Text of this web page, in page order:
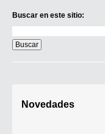
Buscar en este sitio:
en
este
sitio:
Novedades